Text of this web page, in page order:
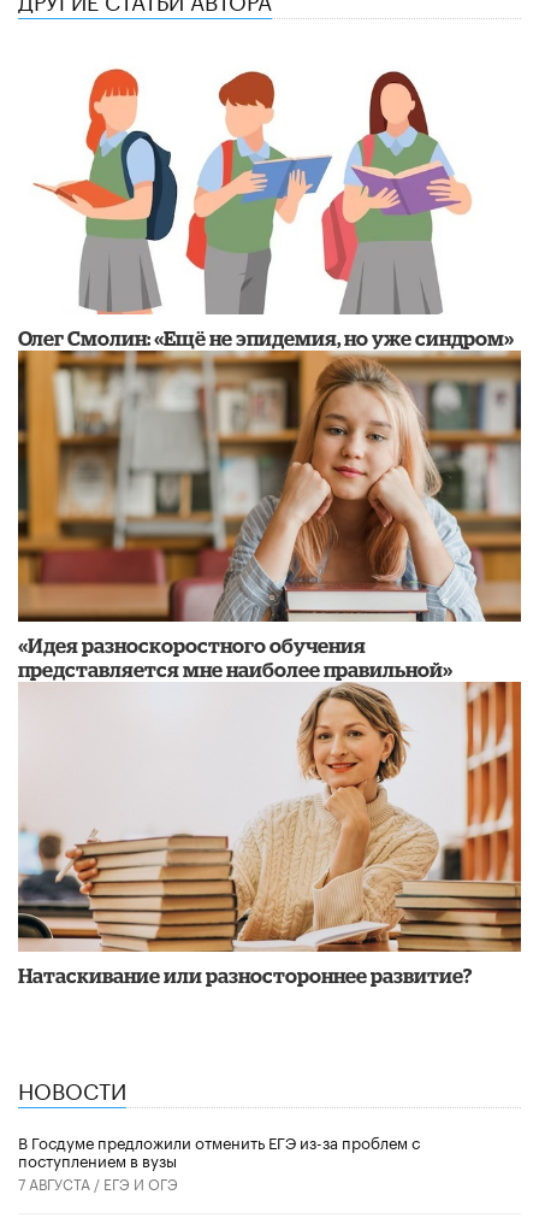
​Олег Смолин: «Ещё не эпидемия, но уже синдром»
«Идея разноскоростного обучения
представляется мне наиболее правильной»
​Натаскивание или разностороннее развитие?
НОВОСТИ
В Госдуме предложили отменить ЕГЭ из-за проблем с
поступлением в вузы
7 АВГУСТА / ЕГЭ И ОГЭ